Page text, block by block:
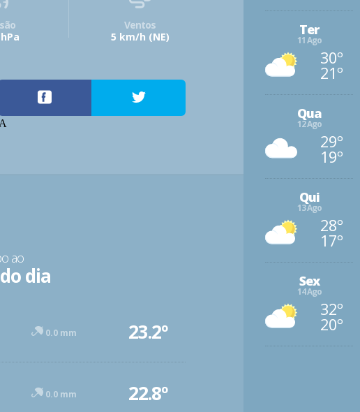
Ventos
5 km/h (NE)
ao
dia
0.0 mm 23.2º
0.0 mm 22.8º
Ter
11 Ago
30º
21º
Qua
12 Ago
29º
19º
Qui
13 Ago
28º
17º
Sex
14 Ago
32º
20º